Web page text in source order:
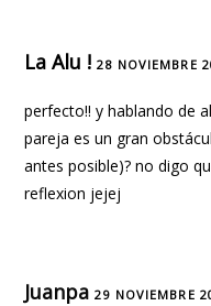
La Alu !28 NOVIEMBRE
perfecto!! y hablando de
pareja es un gran
antes posible)? no digo
reflexion jejej
Juanpa 29 NOVIEMBRE